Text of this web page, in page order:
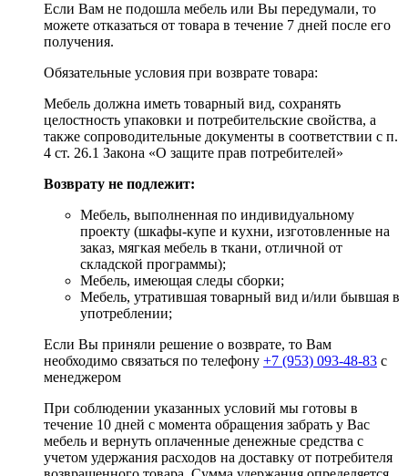
Если Вам не подошла мебель или Вы передумали, то
можете отказаться от товара в течение 7 дней после его
получения.
Обязательные условия при возврате товара:
Мебель должна иметь товарный вид, сохранять
целостность упаковки и потребительские свойства, а
также сопроводительные документы в соответствии с п.
4 ст. 26.1 Закона «О защите прав потребителей»
Возврату не подлежит:
Мебель, выполненная по индивидуальному
проекту (шкафы-купе и кухни, изготовленные на
заказ, мягкая мебель в ткани, отличной от
складской программы);
Мебель, имеющая следы сборки;
Мебель, утратившая товарный вид и/или бывшая в
употреблении;
Если Вы приняли решение о возврате, то Вам
необходимо связаться по телефону +7 (953) 093-48-83 с
менеджером
При соблюдении указанных условий мы готовы в
течение 10 дней с момента обращения забрать у Вас
мебель и вернуть оплаченные денежные средства с
учетом удержания расходов на доставку от потребителя